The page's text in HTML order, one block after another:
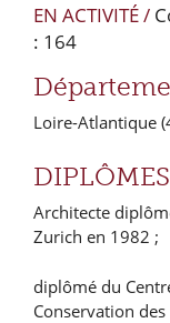
EN ACTIVITÉ /
: 164
Loire-Atlantique
Architecte
Zurich en 1982 ;
diplômé du
Conservation